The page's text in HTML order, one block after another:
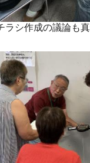
ラシ作成の議論も